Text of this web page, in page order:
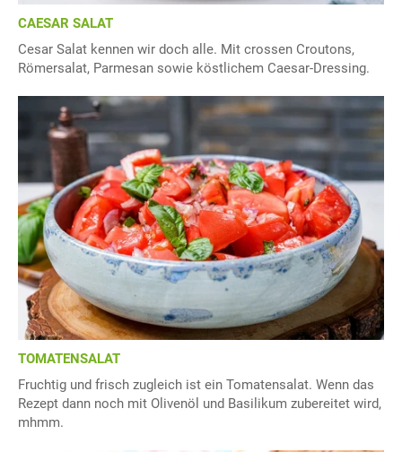
CAESAR SALAT
Cesar Salat kennen wir doch alle. Mit crossen Croutons,
Römersalat, Parmesan sowie köstlichem Caesar-Dressing.
TOMATENSALAT
Fruchtig und frisch zugleich ist ein Tomatensalat. Wenn das
Rezept dann noch mit Olivenöl und Basilikum zubereitet wird,
mhmm.